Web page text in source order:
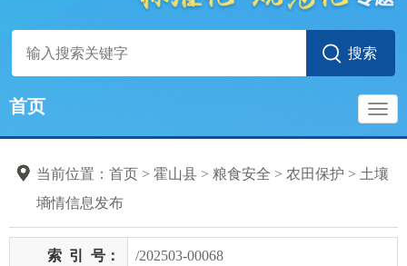
首页
当前位置： 首页 > 霍山县 > 粮食安全 > 农田保护 > 土壤
墒情信息发布
索 引 号： /202503-00068